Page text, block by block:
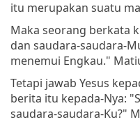
itu merupakan suatu
Maka seorang berkata
dan saudara-saudara-
menemui Engkau."
Tetapi jawab Yesus
berita itu kepada-Nya:
saudara-saudara-Ku?"